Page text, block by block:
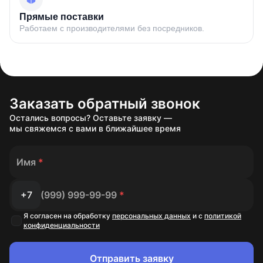
Дистанционное управление
На расстоянии вам доступны следующие функции:
Настройка аварийного отключения по превышению
температуры/отказу вентиляции/превышению мощности;
Оповещение системы об аварийных ситуациях.
устройств для добычи криптовалюты. Он является
официальным дистрибьютором устройств от лучших
Клиентская база компании насчитывает сотни тысяч
Прямые поставки
Работаем с производителями без посредников.
Заказать обратный звонок
Остались вопросы? Оставьте заявку —
мы свяжемся с вами в ближайшее время
Имя *
+7 (999) 999-99-99 *
Я согласен на обработку персональных данных и с политикой
конфиденциальности
Отправить заявку